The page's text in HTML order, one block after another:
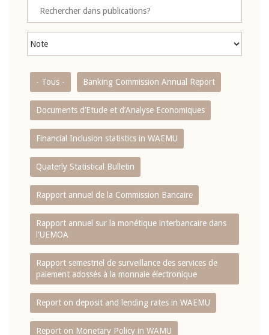
- Tous - Banking Commission Annual Report
Documents d’Etude et d’Analyse Economiques
Financial Inclusion statistics in WAEMU
Quaterly Statistical Bulletin
Rapport annuel de la Commission Bancaire
Rapport annuel sur la monétique interbancaire dans
l'UEMOA
Rapport semestriel de surveillance des services de
paiement adossés à la monnaie électronique
Report on deposit and lending rates in WAEMU
Report on Monetary Policy in WAMU